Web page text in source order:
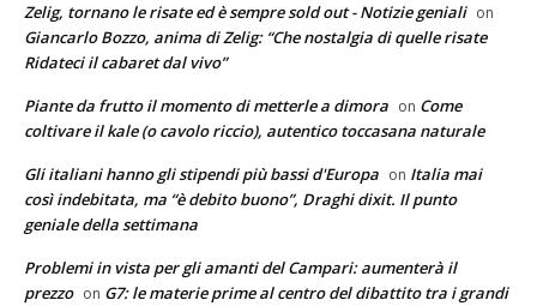
Zelig, tornano le risate ed è sempre sold out - Notizie geniali on
Giancarlo Bozzo, anima di Zelig: “Che nostalgia di quelle risate
Ridateci il cabaret dal vivo”
Piante da frutto il momento di metterle a dimora on Come
coltivare il kale (o cavolo riccio), autentico toccasana naturale
Gli italiani hanno gli stipendi più bassi d'Europa on Italia mai
così indebitata, ma “è debito buono”, Draghi dixit. Il punto
geniale della settimana
Problemi in vista per gli amanti del Campari: aumenterà il
prezzo on G7: le materie prime al centro del dibattito tra i grandi